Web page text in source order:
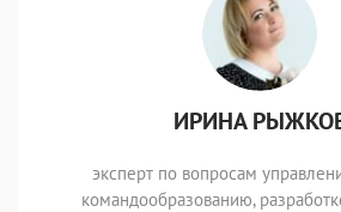
ИРИНА
эксперт по вопросам
командообразованию,